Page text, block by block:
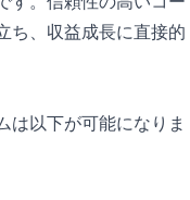
ち、収益成長に直接的
は以下が可能になりま